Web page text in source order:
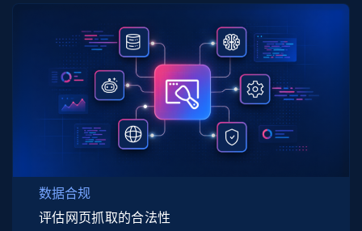
数据合规
评估网页抓取的合法性